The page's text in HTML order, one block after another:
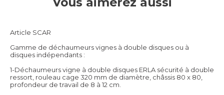
Article SCAR
Gamme de déchaumeurs vignes à double disques ou à
disques indépendants :
1-Déchaumeurs vigne à double disques ERLA sécurité à double
ressort, rouleau cage 320 mm de diamètre, châssis 80 x 80,
profondeur de travail de 8 à 12 cm.